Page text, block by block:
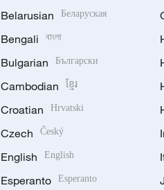
Belarusian Беларуская
Bengali বাংলা
Bulgarian Български
Cambodian ខ្មែរ
Croatian Hrvatski
Czech Český
English English
Esperanto Esperanto